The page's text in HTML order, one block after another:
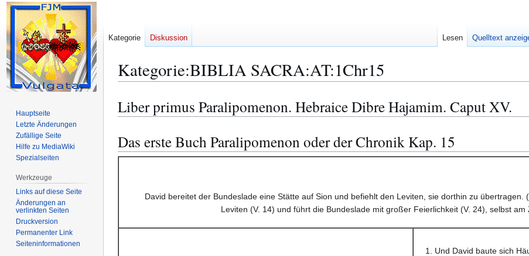
Kategorie:BIBLIA SACRA:AT:1Chr15
Zur
Navigation
Zur
Suche
Liber primus Paralipomenon. Hebraice Dibre Hajamim. Caput XV.
Das erste Buch Paralipomenon oder der Chronik Kap. 15
David bereitet der Bundeslade eine Stätte auf Sion und befiehlt den Leviten, sie dorthin zu
Leviten (V. 14) und führt die Bundeslade mit großer Feierlichkeit (V. 24), selbst am
1. Und David baute sich
Kategorie Diskussion Lesen Quelltext
Hauptseite
Letzte Änderungen
Zufällige Seite
Hilfe zu MediaWiki
Spezialseiten
Werkzeuge
Links auf diese Seite
Änderungen an
verlinkten Seiten
Druckversion
Permanenter Link
Seiten­­informationen